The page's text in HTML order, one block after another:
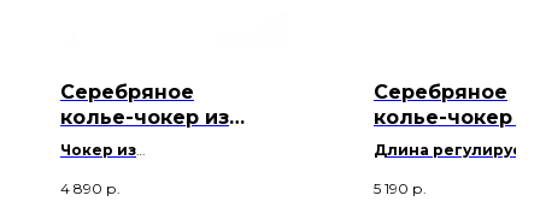
Серебряное
колье-чокер из
Лавандового
(средний размер
Чокер из
пресноводного
4 890 р.
Серебряное
колье-чокер
тёмно-синего
барочного
Длина
Натуральный
5 190 р.